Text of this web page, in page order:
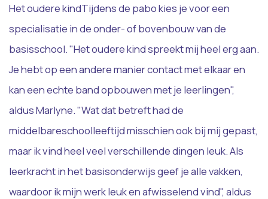
Het oudere kindTijdens de pabo kies je voor een
specialisatie in de onder- of bovenbouw van de
basisschool. "Het oudere kind spreekt mij heel erg aan.
Je hebt op een andere manier contact met elkaar en
kan een echte band opbouwen met je leerlingen",
aldus Marlyne. "Wat dat betreft had de
middelbareschoolleeftijd misschien ook bij mij gepast,
maar ik vind heel veel verschillende dingen leuk. Als
leerkracht in het basisonderwijs geef je alle vakken,
waardoor ik mijn werk leuk en afwisselend vind", aldus